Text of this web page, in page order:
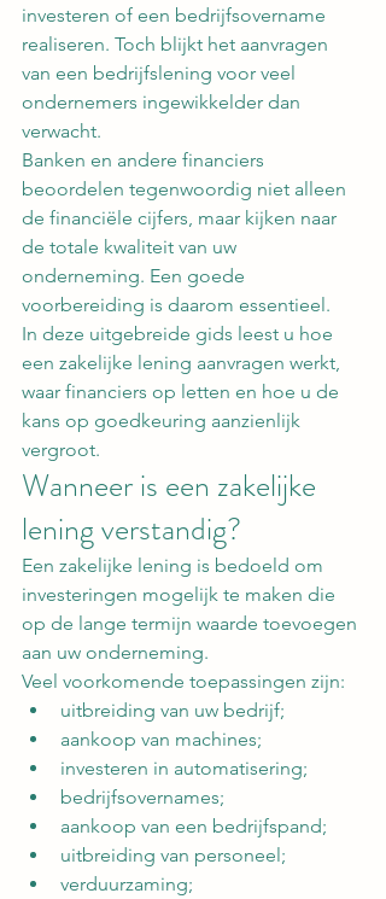
investeren of een bedrijfsovername
realiseren. Toch blijkt het aanvragen
van een bedrijfslening voor veel
ondernemers ingewikkelder dan
verwacht.
Banken en andere financiers
beoordelen tegenwoordig niet alleen
de financiële cijfers, maar kijken naar
de totale kwaliteit van uw
onderneming. Een goede
voorbereiding is daarom essentieel.
In deze uitgebreide gids leest u hoe
een zakelijke lening aanvragen werkt,
waar financiers op letten en hoe u de
kans op goedkeuring aanzienlijk
vergroot.
Wanneer is een zakelijke
lening verstandig?
Een zakelijke lening is bedoeld om
investeringen mogelijk te maken die
op de lange termijn waarde toevoegen
aan uw onderneming.
Veel voorkomende toepassingen zijn:
uitbreiding van uw bedrijf;
aankoop van machines;
investeren in automatisering;
bedrijfsovernames;
aankoop van een bedrijfspand;
uitbreiding van personeel;
verduurzaming;